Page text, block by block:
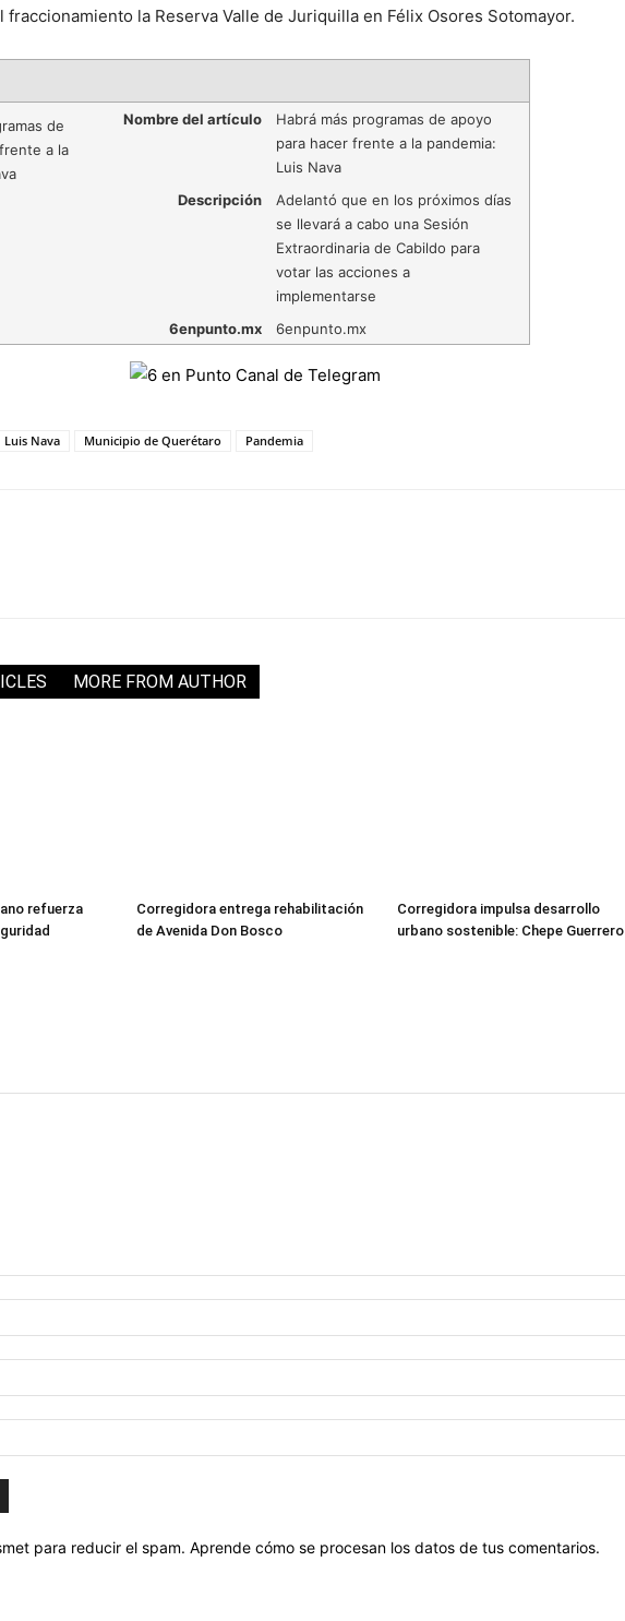
la Reserva Valle de Juriquilla en Félix Osores Sotomayor.
Nombre del artículo
Habrá más programas de apoyo
para hacer frente a la pandemia:
Luis Nava
Descripción
Adelantó que en los próximos días
se llevará a cabo una Sesión
Extraordinaria de Cabildo para
votar las acciones a
implementarse
6enpunto.mx
6enpunto.mx
Luis Nava Municipio de Querétaro Pandemia
MORE FROM AUTHOR
refuerza
Corregidora entrega rehabilitación
de Avenida Don Bosco
Corregidora impulsa desarrollo
urbano sostenible: Chepe Guerrero
para reducir el spam. Aprende cómo se procesan los datos de tus comentarios.